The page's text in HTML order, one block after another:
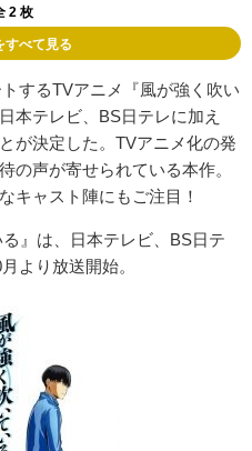
2 枚
すべて見る
するTVアニメ『風が強く吹い
本テレビ、BS日テレに加え
が決定した。TVアニメ化の発
の声が寄せられている本作。
キャスト陣にもご注目！
』は、日本テレビ、BS日テ
より放送開始。